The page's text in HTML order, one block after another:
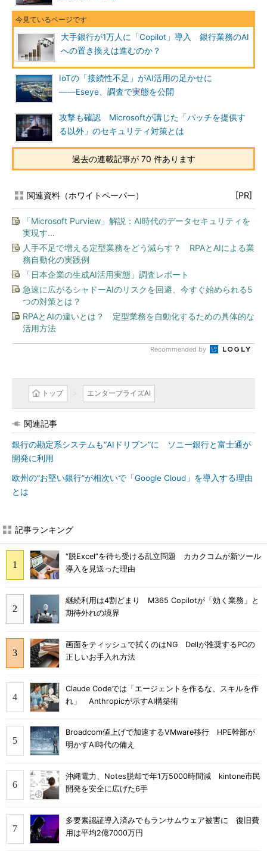
大手銀行が1万人に「Copilot」導入 銀行業務のAI
への置き換えは進むのか？
IoTの「接続性不足」がAI活用の足かせに
――Eseye、調査で実態を公開
攻撃も確認 Microsoftが講じた「パッチを提供す
る以外」のセキュリティ対策とは
過去の連載記事が 70 件あります
関連資料（ホワイトペーパー） [PR]
「Microsoft Purview」解説：AI時代のデータセキュリティを
実現す...
人手不足で増える定型業務をどう減らす？ RPAとAIによる業
務自動化の実践例
「日本企業の生成AI活用実態」調査レポート
急速に広がるシャドーAIのリスクを回避、今すぐ始められる5
つの対策とは？
RPAとAIの違いとは？ 定型業務を自動化するための具体的な
活用方法
Recommended by
トップ エンタープライズAI
関連記事
銀行の勘定系システムも“AIドリブン”に ソニー銀行と富士通が
開発に利用
欧州の“お堅い銀行”が相次いで「Google Cloud」を導入する理由
とは
記事ランキング
“脱Excel”を待ち受ける乱立問題 カカクコムが新ツール
導入を見送った理由
継続利用は4割どまり M365 Copilotが「効く業務」と
期待外れの境界
画面をティッシュで拭くのはNG Dellが推奨するPCの
正しいお手入れ方法
Claude Codeでは「エージェントを作るな、スキルを作
れ」 Anthropicが示すAI構築術
Broadcom値上げで加速するVMware移行 HPE幹部が
明かすAI時代の備え
沖縄電力、Notes脱却で年1万5000時間減 kintone市民
開発を安全に広げた6手
多要素認証導入済みでもランサムウェア被害に 復旧費
用は平均2億7000万円